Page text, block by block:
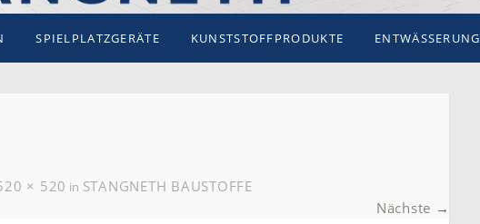
SPIELPLATZGERÄTE KUNSTSTOFFPRODUKTE ENTWÄSSERUNG
× 520 in STANGNETH BAUSTOFFE
Nächste →